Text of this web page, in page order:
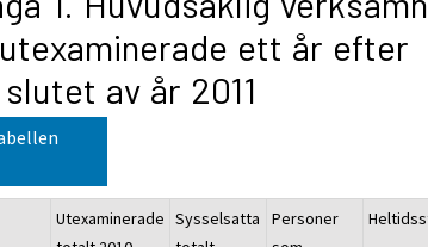
ett år efter
av år 2011
Utexaminerade Sysselsatta
Personer